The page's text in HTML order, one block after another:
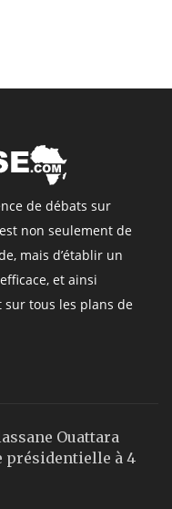
de débats sur
non seulement de
mais d’établir un
et ainsi
tous les plans de
Ouattara
présidentielle à 4